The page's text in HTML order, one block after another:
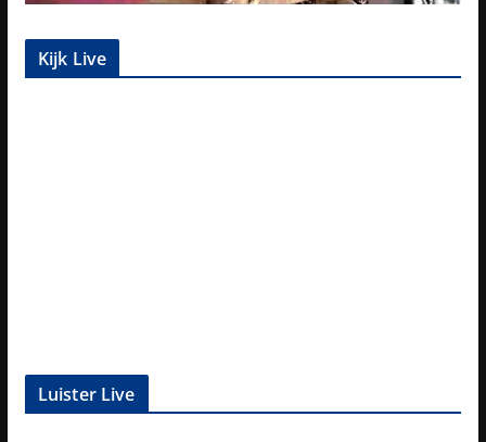
Kijk Live
Luister Live